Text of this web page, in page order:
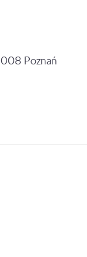
Poznań